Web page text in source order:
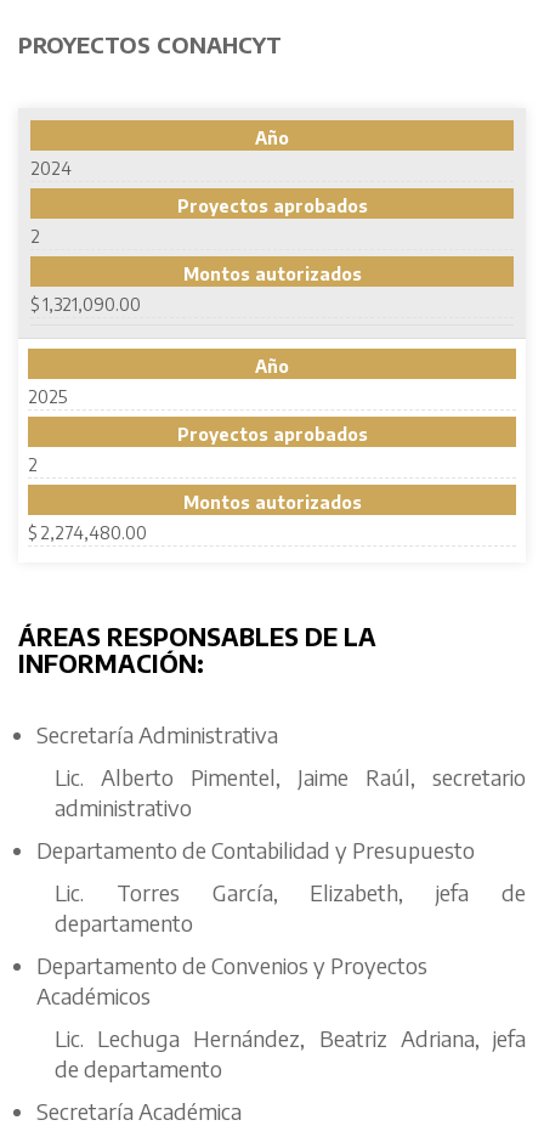
PROYECTOS CONAHCYT
Año
2024
Proyectos aprobados
2
Montos autorizados
$ 1,321,090.00
Año
2025
Proyectos aprobados
2
Montos autorizados
$ 2,274,480.00
ÁREAS RESPONSABLES DE LA
INFORMACIÓN:
Secretaría Administrativa
Lic. Alberto Pimentel, Jaime Raúl, secretario
administrativo
Departamento de Contabilidad y Presupuesto
Lic. Torres García, Elizabeth, jefa de
departamento
Departamento de Convenios y Proyectos
Académicos
Lic. Lechuga Hernández, Beatriz Adriana, jefa
de departamento
Secretaría Académica